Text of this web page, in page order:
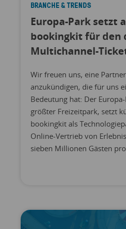
BRANCHE & TRENDS
Europa-Park setzt
bookingkit für den
Multichannel-
Wir freuen uns, eine
anzukündigen, die für uns
Bedeutung hat: Der
größter Freizeitpark, setzt
bookingkit als
Online-Vertrieb von
sieben Millionen Gästen